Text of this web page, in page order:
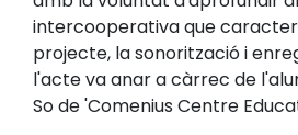
intercooperativa que
projecte, la sonorització i
l'acte va anar a càrrec de
So de 'Comenius Centre